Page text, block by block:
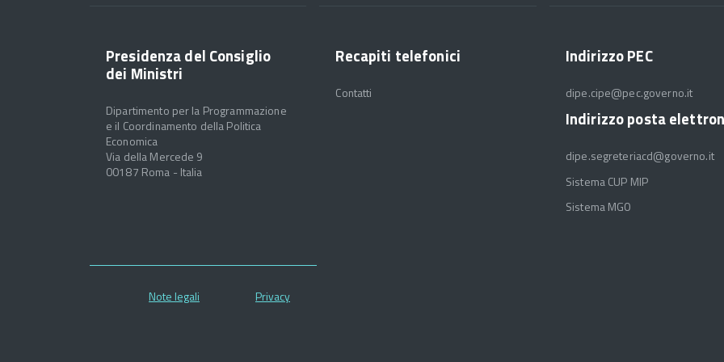
Presidenza del Consiglio
dei Ministri
Dipartimento per la Programmazione
e il Coordinamento della Politica
Economica
Via della Mercede 9
00187 Roma - Italia
Recapiti telefonici
Contatti
Indirizzo PEC
dipe.cipe@pec.governo.it
Indirizzo posta
dipe.segreteriacd@governo.it
Sistema CUP MIP
Sistema MGO
Note legali Privacy